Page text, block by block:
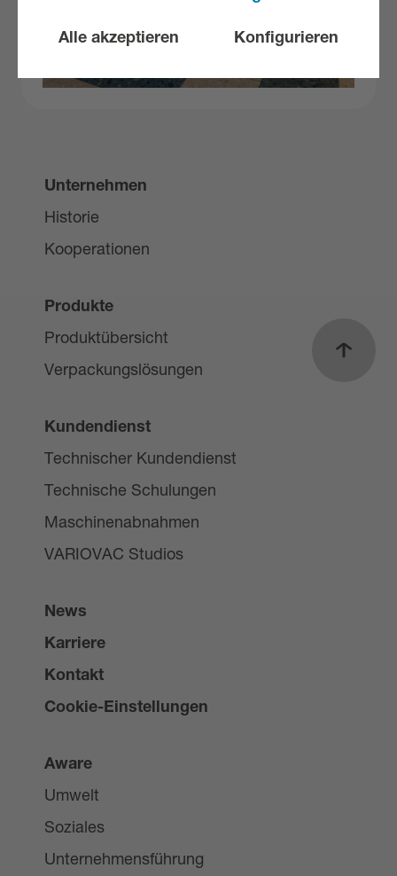
Alle akzeptieren Konfigurieren
Nach
Unternehmen
Historie
Kooperationen
Produkte
Produktübersicht
Verpackungslösungen
Kundendienst
Technischer Kundendienst
Technische Schulungen
Maschinenabnahmen
VARIOVAC Studios
News
Karriere
Kontakt
Cookie-Einstellungen
Aware
Umwelt
Soziales
Unternehmensführung